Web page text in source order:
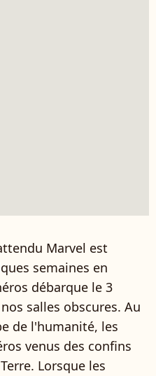
Marvel est
semaines en
débarque le 3
salles obscures. Au
de l'humanité, les
venus des confins
Lorsque les